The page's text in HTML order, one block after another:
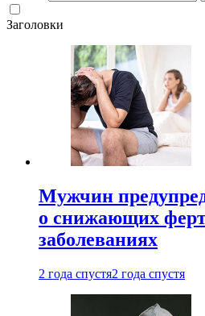
Заголовки
Мужчин
о снижающих
заболеваниях
2 года спустя2 года спустя